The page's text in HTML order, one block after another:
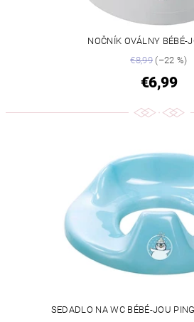
NOČNÍK OVÁLNY BÉBÉ-
€8,99 (–22 %)
€6,99
SEDADLO NA WC BÉBÉ-JOU